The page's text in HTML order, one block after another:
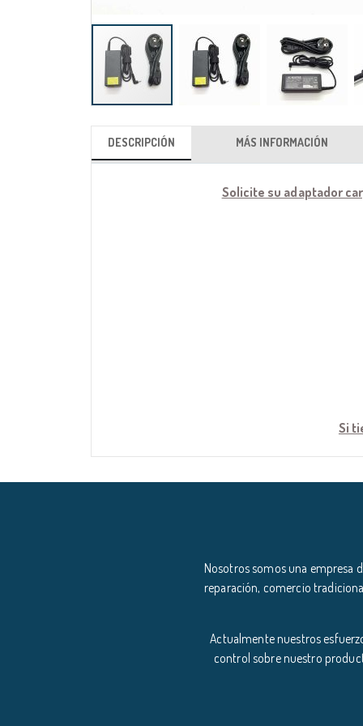
DESCRIPCIÓN
Solicite su adaptador
Si
MÁS INFORMACIÓN
Nosotros somos una empresa
reparación, comercio
Actualmente nuestros
control sobre nuestro